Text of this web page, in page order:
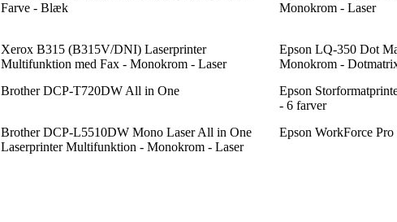
Farve - Blæk
Monokrom - Laser
Xerox B315 (B315V/DNI) Laserprinter
Multifunktion med Fax - Monokrom - Laser
Epson LQ-350 Dot
Monokrom -
Brother DCP-T720DW All in One
Epson
- 6 farver
Brother DCP-L5510DW Mono Laser All in One
Laserprinter Multifunktion - Monokrom - Laser
Epson WorkForce